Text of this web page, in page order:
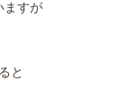
ますが
と